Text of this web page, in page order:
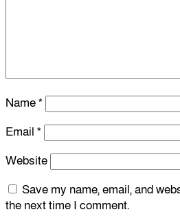
Name*
Email *
Website
Save my name, email, and
the next time I comment.